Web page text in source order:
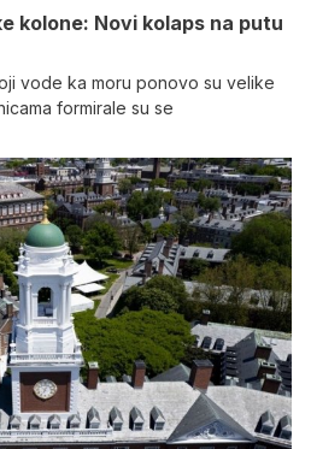
kolone: Novi kolaps na putu
vode ka moru ponovo su velike
formirale su se